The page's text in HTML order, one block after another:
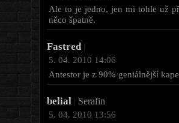
Ale to je jedno, jen mi tohle už
něco špatně.
Fastred |
5. 04. 2010 14:06
Antestor je z 90% geniálnější
belial | Serafin
5. 04. 2010 13:56